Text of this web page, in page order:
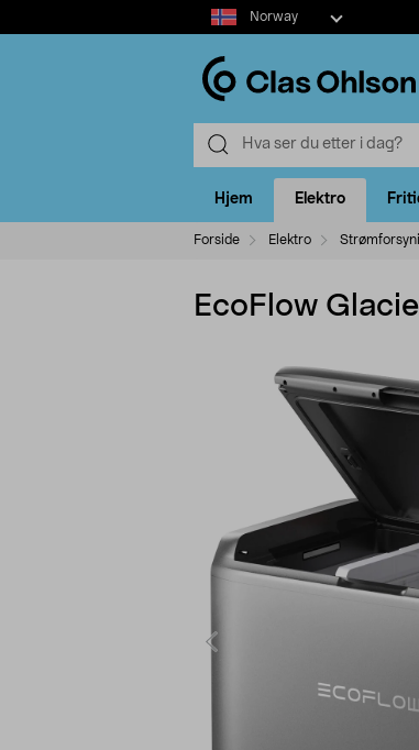
Select
market
Norway
Hjem Elektro
Forside Elektro
EcoFlow